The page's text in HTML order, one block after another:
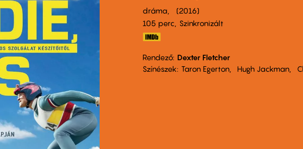
dráma
2016
105 perc,
Szinkronizált
Rendező Dexter Fletcher
Színészek
Taron Egerton Hugh Jackman